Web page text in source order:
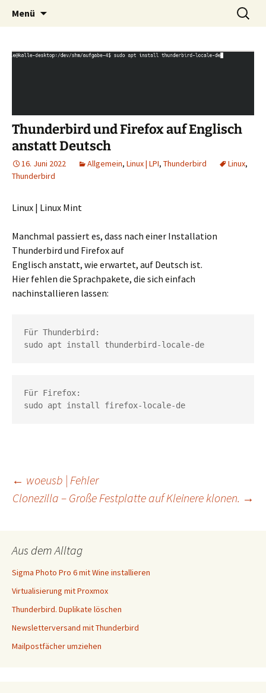
EDV-Beratung Gerwien | Tel.
05181 5940 | 0176 678 64 348
PC-Service Alfeld
Menü
Suchen
nach:
Thunderbird und Firefox auf Englisch
anstatt Deutsch
16. Juni 2022 Allgemein, Linux | LPI, Thunderbird Linux,
Thunderbird
Linux | Linux Mint
Manchmal passiert es, dass nach einer Installation
Thunderbird und Firefox auf
Englisch anstatt, wie erwartet, auf Deutsch ist.
Hier fehlen die Sprachpakete, die sich einfach
nachinstallieren lassen:
Für Thunderbird:
sudo apt install thunderbird-locale-de
Für Firefox:
sudo apt install firefox-locale-de
Beitragsnavigation
← woeusb | Fehler
Clonezilla – Große Festplatte auf Kleinere klonen. →
Aus dem Alltag
Sigma Photo Pro 6 mit Wine installieren
Virtualisierung mit Proxmox
Thunderbird. Duplikate löschen
Newsletterversand mit Thunderbird
Mailpostfächer umziehen